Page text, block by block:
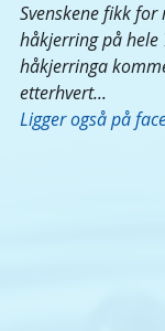
Svenskene fikk
håkjerring på hele
håkjerringa
etterhvert...
Ligger også på